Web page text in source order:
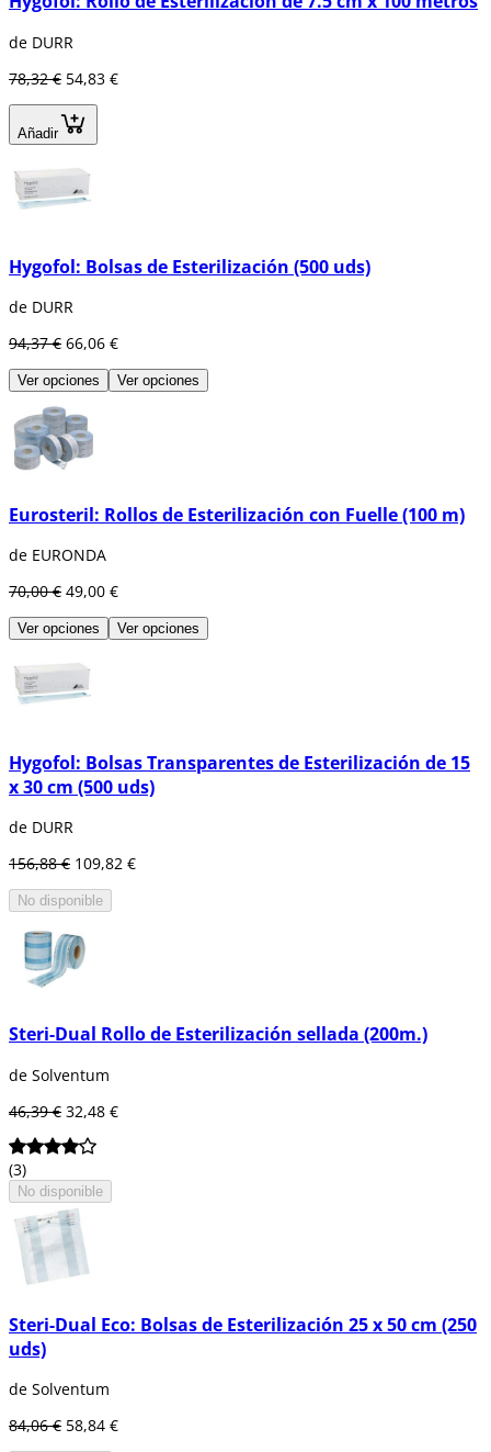
de DURR
78,32 € 54,83 €
Añadir
Hygofol: Bolsas de Esterilización (500 uds)
de DURR
94,37 € 66,06 €
Ver opciones Ver opciones
Eurosteril: Rollos de Esterilización con Fuelle (100 m)
de EURONDA
70,00 € 49,00 €
Ver opciones Ver opciones
Hygofol: Bolsas Transparentes de Esterilización de 15
x 30 cm (500 uds)
de DURR
156,88 € 109,82 €
No disponible
Steri-Dual Rollo de Esterilización sellada (200m.)
de Solventum
46,39 € 32,48 €
(3)
No disponible
Steri-Dual Eco: Bolsas de Esterilización 25 x 50 cm (250
uds)
de Solventum
84,06 € 58,84 €